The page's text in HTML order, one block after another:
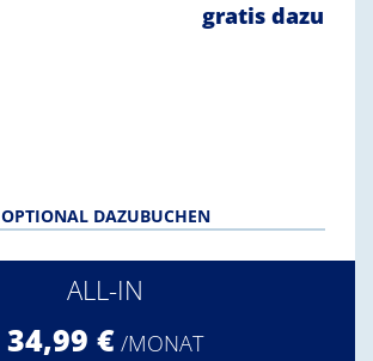
gratis dazu
OPTIONAL DAZUBUCHEN
ALL-IN
34,99 € /MONAT